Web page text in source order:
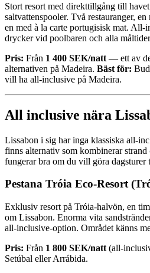
Stort resort med direkttillgång till
saltvattenspooler. Två restauranger,
en med à la carte portugisisk mat. All-
drycker vid poolbaren och alla
Pris: Från 1 400 SEK/natt — ett av
alternativen på Madeira. Bäst för:
vill ha all-inclusive på Madeira.
All inclusive nära
Lissabon i sig har inga klassiska all-
finns alternativ som kombinerar strand
fungerar bra om du vill göra dagsturer
Pestana Tróia Eco-Resort
Exklusiv resort på Tróia-halvön, en
om Lissabon. Enorma vita
all-inclusive-option. Området känns
Pris: Från 1 800 SEK/natt (all-
Setúbal eller Arrábida.